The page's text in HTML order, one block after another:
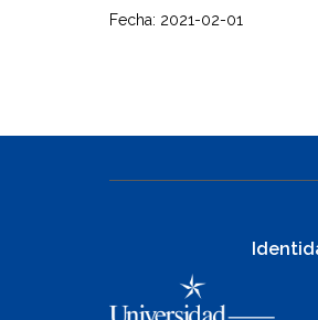
Fecha: 2021-02-01